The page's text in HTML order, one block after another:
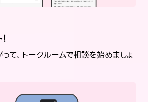
て、トークルームで相談を始めましょ